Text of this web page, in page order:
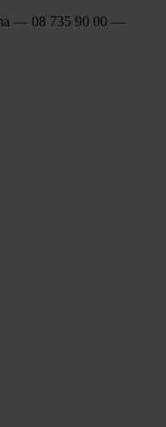
— 08 735 90 00 —